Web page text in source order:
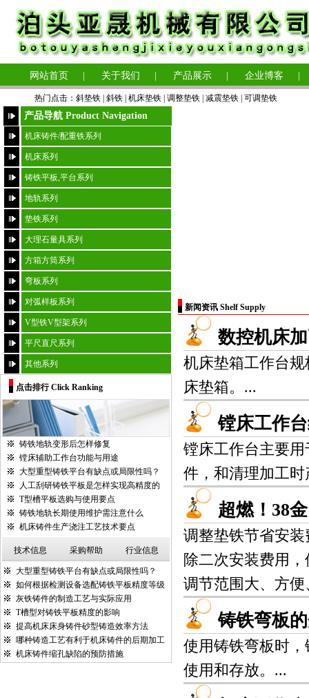
网站首页 关于我们 产品展示 企业博客
热门点击： 斜垫铁 斜铁 | 机床垫铁 调整垫铁 减震垫铁 可调垫铁
产品导航 Product Navigation
机床铸件/配重铁系列
机床系列
铸铁平板,平台系列
地轨系列
垫铁系列
大理石量具系列
方箱方筒系列
弯板系列
对弧样板系列
V型铁V型架系列
平尺直尺系列
其他系列
点击排行 Click Ranking
铸铁地轨变形后怎样修复
镗床辅助工作台功能与用途
大型重型铸铁平台有缺点或局限性吗？
人工刮研铸铁平板是怎样实现高精度的
T型槽平板选购与使用要点
铸铁地轨长期使用维护需注意什么
机床铸件生产浇注工艺技术要点
技术信息 采购帮助 行业信息
大型重型铸铁平台有缺点或局限性吗？
如何根据检测设备选配铸铁平板精度等级
灰铁铸件的制造工艺与实际应用
T槽型对铸铁平板精度的影响
提高机床床身铸件砂型铸造效率方法
哪种铸造工艺有利于机床铸件的后期加工
机床铸件缩孔缺陷的预防措施
新闻资讯 Shelf Supply
数控机床
机床垫箱工作台
床垫箱。...
镗床工作
镗床工作台主要
件，和清理加工
超燃！38
调整垫铁节省安
除二次安装费用
调节范围大、方
铸铁弯板
使用铸铁弯板时
使用和存放。...